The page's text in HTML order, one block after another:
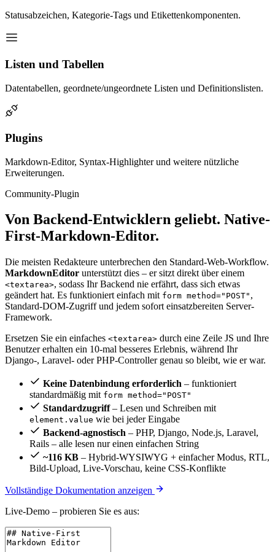
Statusabzeichen, Kategorie-Tags und Etikettenkomponenten.
Listen und Tabellen
Datentabellen, geordnete/ungeordnete Listen und Definitionslisten.
Plugins
Markdown-Editor, Syntax-Highlighter und weitere nützliche
Erweiterungen.
Community-Plugin
Von Backend-Entwicklern geliebt. Native-
First-Markdown-Editor.
Die meisten Redakteure unterbrechen den Standard-Web-Workflow.
MarkdownEditor unterstützt dies – er sitzt direkt über einem
<textarea>, sodass Ihr Backend nie erfährt, dass sich etwas
geändert hat. Es funktioniert einfach mit form method="POST" ,
Standard-DOM-Zugriff und jedem sofort einsatzbereiten Server-
Framework.
Ersetzen Sie ein einfaches <textarea> durch eine Zeile JS und Ihre
Benutzer erhalten ein 10-mal besseres Erlebnis, während Ihr
Django-, Laravel- oder PHP-Controller genau so bleibt, wie er war.
Keine Datenbindung erforderlich – funktioniert
standardmäßig mit form method="POST"
Standardzugriff– Lesen und Schreiben mit
element.value wie bei jeder Eingabe
Backend-agnostisch – PHP, Django, Node.js, Laravel,
Rails – alle lesen nur einen einfachen String
~116 KB – Hybrid-WYSIWYG + einfacher Modus, RTL,
Bild-Upload, Live-Vorschau, keine CSS-Konflikte
Vollständige Dokumentation anzeigen
Live-Demo – probieren Sie es aus: